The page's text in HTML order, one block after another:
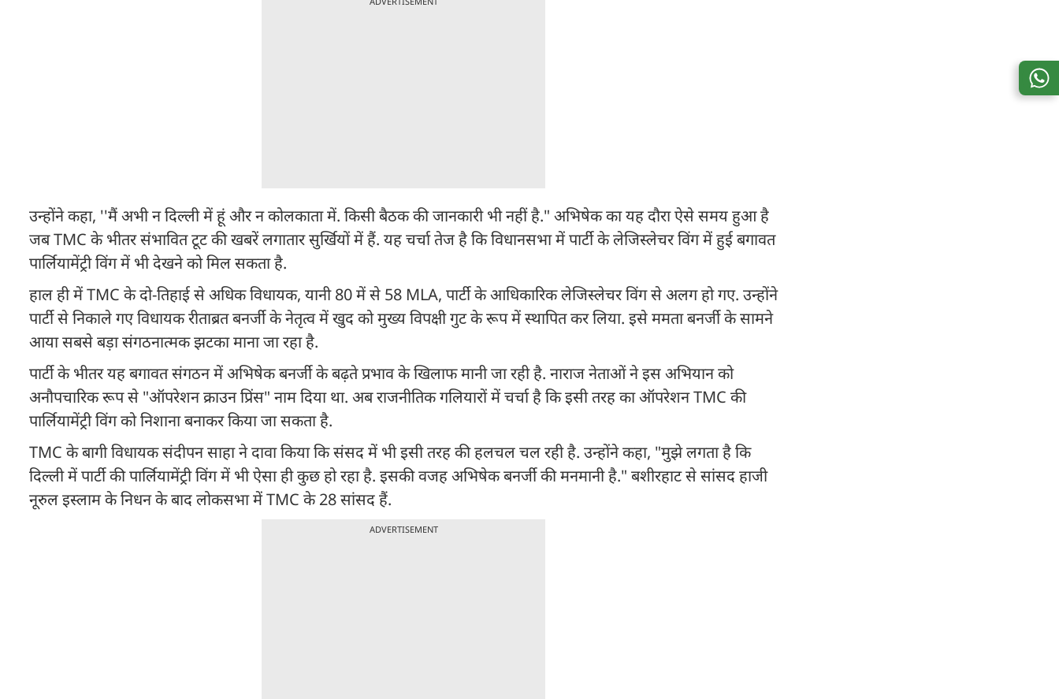
उन्होंने कहा, ''मैं अभी न दिल्ली में हूं और न कोलकाता में. किसी बैठक की जानकारी भी नहीं है." अभिषेक का यह दौरा ऐसे समय हुआ है
जब TMC के भीतर संभावित टूट की खबरें लगातार सुर्खियों में हैं. यह चर्चा तेज है कि विधानसभा में पार्टी के लेजिस्लेचर विंग में हुई बगावत
पार्लियामेंट्री विंग में भी देखने को मिल सकता है.
हाल ही में TMC के दो-तिहाई से अधिक विधायक, यानी 80 में से 58 MLA, पार्टी के आधिकारिक लेजिस्लेचर विंग से अलग हो गए. उन्होंने
पार्टी से निकाले गए विधायक रीताब्रत बनर्जी के नेतृत्व में खुद को मुख्य विपक्षी गुट के रूप में स्थापित कर लिया. इसे ममता बनर्जी के सामने
आया सबसे बड़ा संगठनात्मक झटका माना जा रहा है.
पार्टी के भीतर यह बगावत संगठन में अभिषेक बनर्जी के बढ़ते प्रभाव के खिलाफ मानी जा रही है. नाराज नेताओं ने इस अभियान को
अनौपचारिक रूप से "ऑपरेशन क्राउन प्रिंस" नाम दिया था. अब राजनीतिक गलियारों में चर्चा है कि इसी तरह का ऑपरेशन TMC की
पार्लियामेंट्री विंग को निशाना बनाकर किया जा सकता है.
TMC के बागी विधायक संदीपन साहा ने दावा किया कि संसद में भी इसी तरह की हलचल चल रही है. उन्होंने कहा, "मुझे लगता है कि
दिल्ली में पार्टी की पार्लियामेंट्री विंग में भी ऐसा ही कुछ हो रहा है. इसकी वजह अभिषेक बनर्जी की मनमानी है." बशीरहाट से सांसद हाजी
नूरुल इस्लाम के निधन के बाद लोकसभा में TMC के 28 सांसद हैं.
ADVERTISEMENT